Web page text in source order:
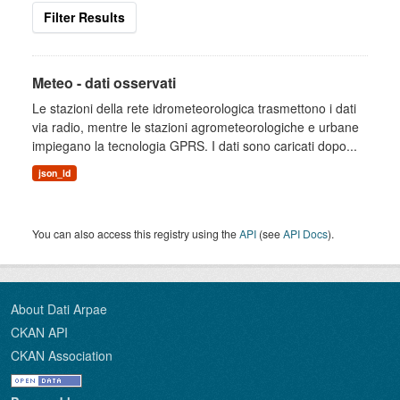
Filter Results
Meteo - dati osservati
Le stazioni della rete idrometeorologica trasmettono i dati
via radio, mentre le stazioni agrometeorologiche e urbane
impiegano la tecnologia GPRS. I dati sono caricati dopo...
json_ld
You can also access this registry using theAPI (seeAPI Docs).
About Dati Arpae
CKAN API
CKAN Association